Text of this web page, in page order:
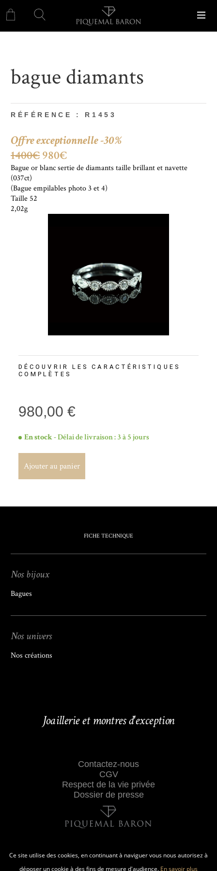
bague diamants
RÉFÉRENCE : R1453
Offre exceptionnelle -30%
1400€980€
Bague or blanc sertie de diamants taille brillant et navette
(037ct)
(Bague empilables photo 3 et 4)
Taille 52
2,02g
DÉCOUVRIR LES CARACTÉRISTIQUES
COMPLÈTES
980,00 €
En stock- Délai de livraison : 3 à 5 jours
Ajouter au panier
Ajouter au panier
FICHE TECHNIQUE
Nos bijoux
Bagues
Nos univers
Nos créations
Joaillerie et montres d'exception
Contactez-nous
CGV
Respect de la vie privée
Dossier de presse
Ce site utilise des cookies, en continuant à naviguer vous nous autorisez à
déposer un cookie à des fins de mesure d'audience. En savoir plus